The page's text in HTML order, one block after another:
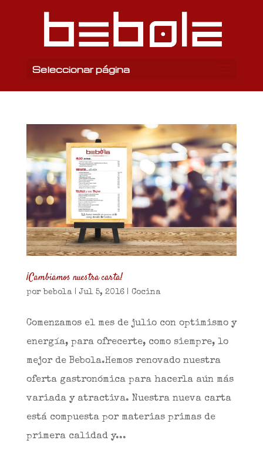
Seleccionar página
¡Cambiamos nuestra carta!
por bebola|Jul 5, 2016| Cocina
Comenzamos el mes de julio con optimismo y
energía, para ofrecerte, como siempre, lo
mejor de Bebola.Hemos renovado nuestra
oferta gastronómica para hacerla aún más
variada y atractiva. Nuestra nueva carta
está compuesta por materias primas de
primera calidad y...